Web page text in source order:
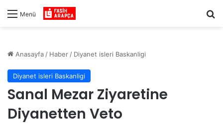
Menü
Anasayfa / Haber / Diyanet isleri Baskanligi
Diyanet isleri Baskanligi
Sanal Mezar Ziyaretine
Diyanetten Veto